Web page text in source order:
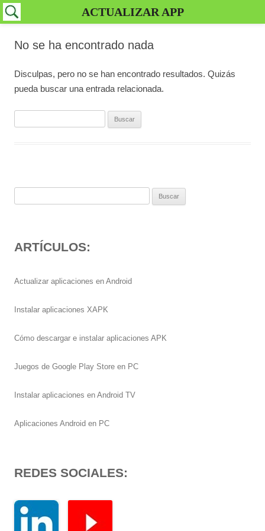
No se ha encontrado nada
Disculpas, pero no se han encontrado resultados. Quizás
pueda buscar una entrada relacionada.
ARTÍCULOS:
Actualizar aplicaciones en Android
Instalar aplicaciones XAPK
Cómo descargar e instalar aplicaciones APK
Juegos de Google Play Store en PC
Instalar aplicaciones en Android TV
Aplicaciones Android en PC
REDES SOCIALES:
ACTUALIZAR APP